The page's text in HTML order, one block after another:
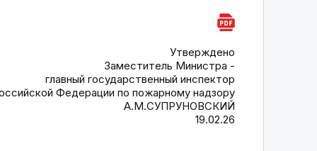
Утверждено
Заместитель Министра -
главный государственный инспектор
Федерации по пожарному надзору
А.М.СУПРУНОВСКИЙ
19.02.26